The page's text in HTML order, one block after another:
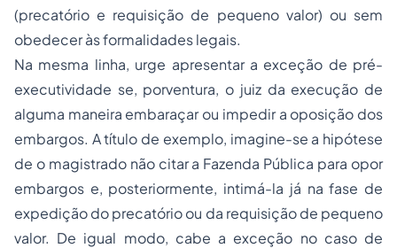
(precatório e requisição de pequeno valor) ou sem
obedecer às formalidades legais.
Na mesma linha, urge apresentar a exceção de pré-
executividade se, porventura, o juiz da execução de
alguma maneira embaraçar ou impedir a oposição dos
embargos. A título de exemplo, imagine-se a hipótese
de o magistrado não citar a Fazenda Pública para opor
embargos e, posteriormente, intimá-la já na fase de
expedição do precatório ou da requisição de pequeno
valor. De igual modo, cabe a exceção no caso de